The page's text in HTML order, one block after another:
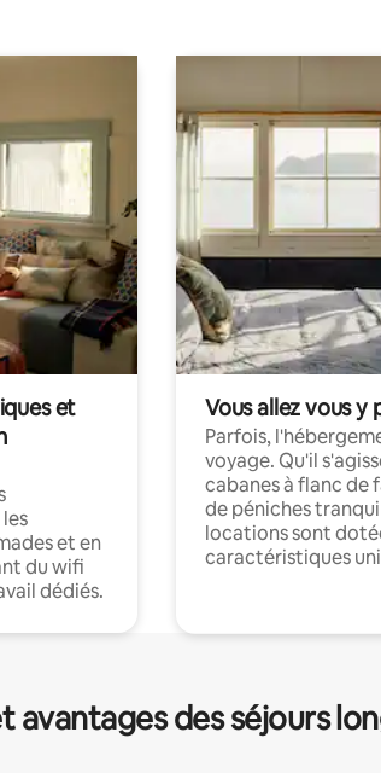
et
et en
du wifi
dédiés.
Vous allez vous y
Parfois,
voyage. Qu'il
cabanes à flanc de
de péniches
locations sont
caractéristiques
avantages des séjours